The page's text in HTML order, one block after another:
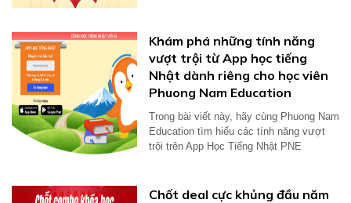
Khám phá những tính năng
vượt trội từ App học tiếng
Nhật dành riêng cho học viên
Phuong Nam Education
Trong bài viết này, hãy cùng Phuong Nam
Education tìm hiểu các tính năng vượt
trội trên App Học Tiếng Nhật PNE
Chốt deal cực khủng đầu năm